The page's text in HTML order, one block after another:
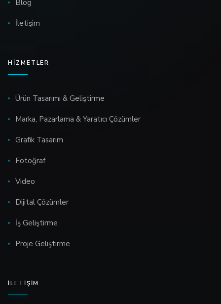
Blog
İletişim
HIZMETLER
Ürün Tasarımı & Geliştirme
Marka, Pazarlama & Yaratıcı Çözümler
Grafik Tasarım
Fotoğraf
Video
Dijital Çözümler
İş Geliştirme
Proje Geliştirme
İLETIŞIM